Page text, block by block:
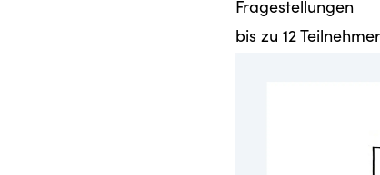
Fragestellungen
bis zu 12